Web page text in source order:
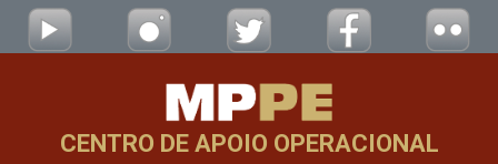
Skip to Main Content
Noticias e Informativos - CAOs
CENTRO DE APOIO OPERACIONAL